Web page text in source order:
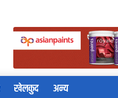
खेलकुद अन्य